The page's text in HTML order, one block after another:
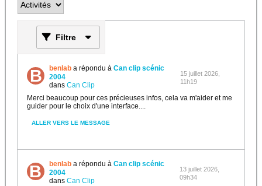
Filtre
benlab a répondu àCan clip scénic
2004
dansCan Clip
15 juillet 2026,
11h19
Merci beaucoup pour ces précieuses infos, cela va m'aider et me
guider pour le choix d'une interface....
ALLER VERS LE MESSAGE
benlab a répondu àCan clip scénic
2004
dansCan Clip
13 juillet 2026,
09h34